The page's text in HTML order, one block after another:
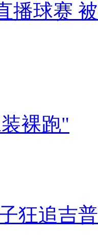
播球赛
裸跑"
狂追吉